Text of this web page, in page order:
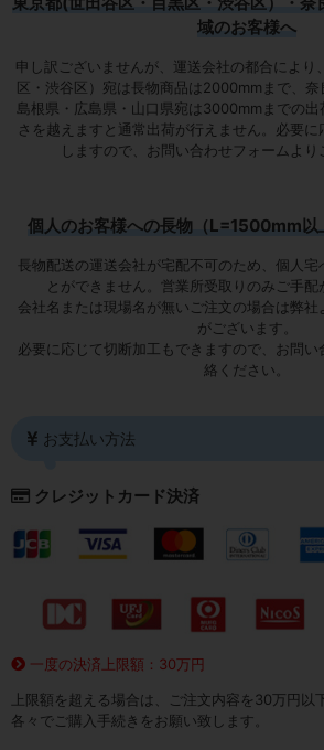
域のお客様へ
申し訳ございませんが、運送会社の都合により
区・渋谷区）宛は長物商品は2000mmまで 、
島根県・広島県・山口県宛は3000mmまでの出
さを越えますと通常出荷が行えません。必要に
しますので、お問い合わせフォームより
個人のお客様への長物（L=1500mm以
長物配送の運送会社が宅配不可のため、個人宅
とができません。営業所受取りのみご手配
会社名または現場名が無いご注文の場合は弊社
がございます。
必要に応じて切断加工もできますので、お問い
絡ください。
お支払い方法
クレジットカード決済
一度の決済上限額：30万円
上限額を超える場合は、ご注文内容を30万円以
各々でご購入手続きをお願い致します。